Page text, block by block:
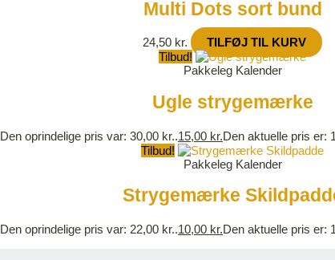
Multi Dots sort bund
24,50 kr.
TILFØJ TIL KURV
Tilbud!
Pakkeleg Kalender
Ugle strygemærke
Den oprindelige pris var: 30,00 kr..15,00 kr.Den aktuelle pris er:
Tilbud!
Pakkeleg Kalender
Strygemærke
Den oprindelige pris var: 22,00 kr..10,00 kr.Den aktuelle pris er: